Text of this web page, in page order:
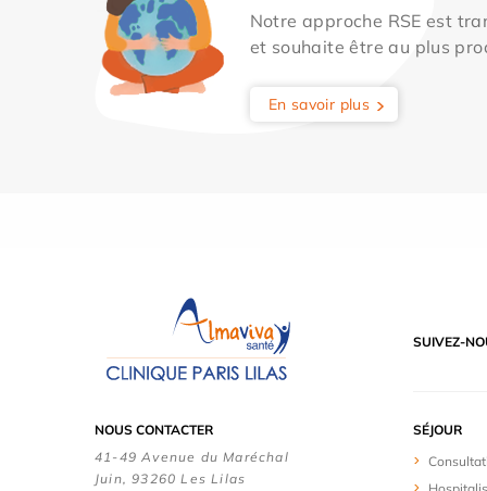
Notre approche RSE est
et souhaite être au plus
En savoir plus
SUIVEZ-
NOUS CONTACTER
41-49 Avenue du Maréchal
Juin, 93260 Les Lilas
SÉJOUR